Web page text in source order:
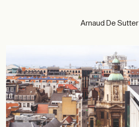
Arnaud De Sutter